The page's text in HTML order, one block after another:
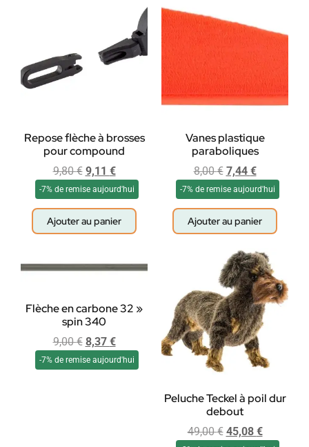
Repose flèche à brosses
pour compound
9,80€ 9,11 €
-7% de remise aujourd'hui
Ajouter au panier
Vanes plastique
paraboliques
8,00€ 7,44 €
-7% de remise aujourd'hui
Ajouter au panier
Flèche en carbone 32 »
spin 340
9,00€ 8,37 €
-7% de remise aujourd'hui
Peluche Teckel à poil dur
debout
49,00€ 45,08 €